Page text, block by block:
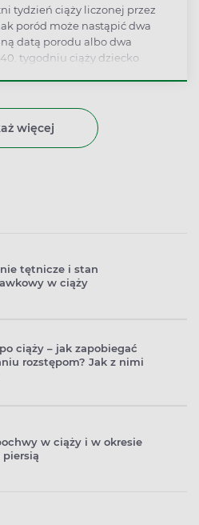
tydzień ciąży liczonej przez
poród może nastąpić dwa
datą porodu albo dwa
tygodniu ciąży dziecko
więcej
tętnicze i stan
w ciąży
ciąży – jak zapobiegać
rozstępom? Jak z nimi
w ciąży i w okresie